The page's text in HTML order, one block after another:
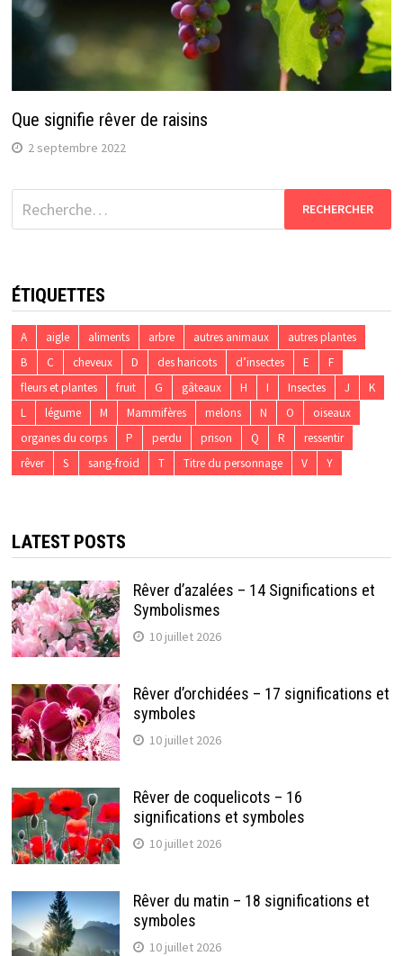
Que signifie rêver de raisins
2 septembre 2022
Rechercher :
ÉTIQUETTES
A aigle aliments arbre autres animaux
autres plantes
B
C cheveux D des haricots d’insectes E
F
fleurs et plantes
fruit G gâteaux H I Insectes J
K
L
légume M Mammifères melons N O
oiseaux
organes du corps
P perdu prison Q R
ressentir
rêver
S sang-froid T Titre du personnage V Y
LATEST POSTS
Rêver d’azalées – 14 Significations et
Symbolismes
10 juillet 2026
Rêver d’orchidées – 17 significations et
symboles
10 juillet 2026
Rêver de coquelicots – 16
significations et symboles
10 juillet 2026
Rêver du matin – 18 significations et
symboles
10 juillet 2026